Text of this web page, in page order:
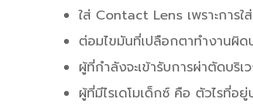
ใส่ Contact Lens เพราะการ
ต่อมไขมันที่เปลือกตาทำงานผิ
ผู้ที่กำลังจะเข้ารับการผ่าตัดบริ
ผู้ที่มีไรเดโมเด็กซ์ คือ ตัวไรที่อ